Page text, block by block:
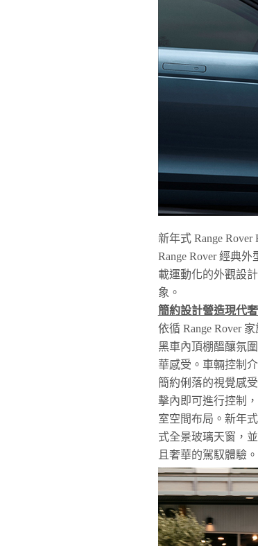
新年式 Range Rover
Range Rover 經典
載運動化的外觀設
象。
簡約設計營造現代
依循 Range Rover
黑車內頂棚醞釀氛
華感受。車輛控制
簡約俐落的視覺感
擊內即可進行控制
室空間布局。新年
式全景玻璃天窗，
且奢華的駕馭體驗。